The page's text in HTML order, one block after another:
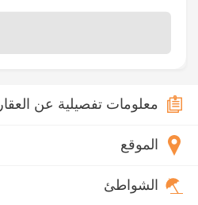
معلومات تفصيلية عن العقار
الموقع
الشواطئ